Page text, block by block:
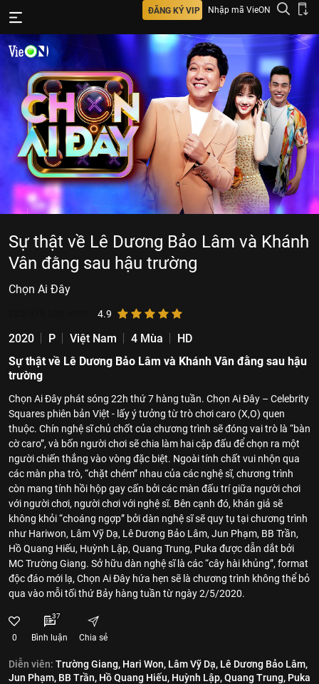
ĐĂNG KÝ VIP Nhập mã VieON
Sự thật về Lê Dương Bảo Lâm và Khánh
Vân đằng sau hậu trường
Chọn Ai Đây
4.9
2020 P Việt Nam 4 Mùa
HD
Sự thật về Lê Dương Bảo Lâm và Khánh Vân đằng sau hậu
trường
Chọn Ai Đây phát sóng 22h thứ 7 hàng tuần. Chọn Ai Đây – Celebrity
Squares phiên bản Việt - lấy ý tưởng từ trò chơi caro (X,O) quen
thuộc. Chín nghệ sĩ chủ chốt của chương trình sẽ đóng vai trò là “bàn
cờ caro”, và bốn người chơi sẽ chia làm hai cặp đấu để chọn ra một
người chiến thắng vào vòng đặc biệt. Ngoài tính chất vui nhộn qua
các màn pha trò, “chặt chém” nhau của các nghệ sĩ, chương trình
còn mang tính hồi hộp gay cấn bởi các màn đấu trí giữa người chơi
với người chơi, người chơi với nghệ sĩ. Bên cạnh đó, khán giả sẽ
không khỏi “choáng ngợp” bởi dàn nghệ sĩ sẽ quy tụ tại chương trình
như Hariwon, Lâm Vỹ Dạ, Lê Dương Bảo Lâm, Jun Phạm, BB Trần,
Hồ Quang Hiếu, Huỳnh Lập, Quang Trung, Puka được dẫn dắt bởi
MC Trường Giang. Sở hữu dàn nghệ sĩ là các “cây hài khủng”, format
độc đáo mới lạ, Chọn Ai Đây hứa hẹn sẽ là chương trình không thể bỏ
qua vào mỗi tối thứ Bảy hàng tuần từ ngày 2/5/2020.
0
37
Bình luận Chia sẻ
Diễn viên: Trường Giang, Hari Won, Lâm Vỹ Dạ, Lê Dương Bảo Lâm,
Jun Phạm, BB Trần, Hồ Quang Hiếu, Huỳnh Lập,Quang Trung, Puka